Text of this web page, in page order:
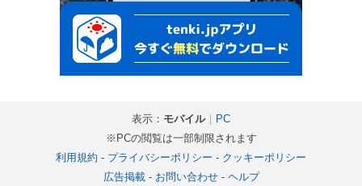
表示： モバイル｜ PC
※PCの閲覧は一部制限されます
利用規約 - プライバシーポリシー - クッキーポリシー
広告掲載- お問い合わせ- ヘルプ